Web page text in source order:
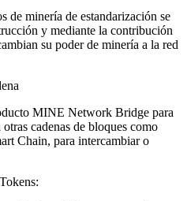
de minería de estandarización se
y mediante la contribución
su poder de minería a la red
MINE Network Bridge para
cadenas de bloques como
Chain, para intercambiar o